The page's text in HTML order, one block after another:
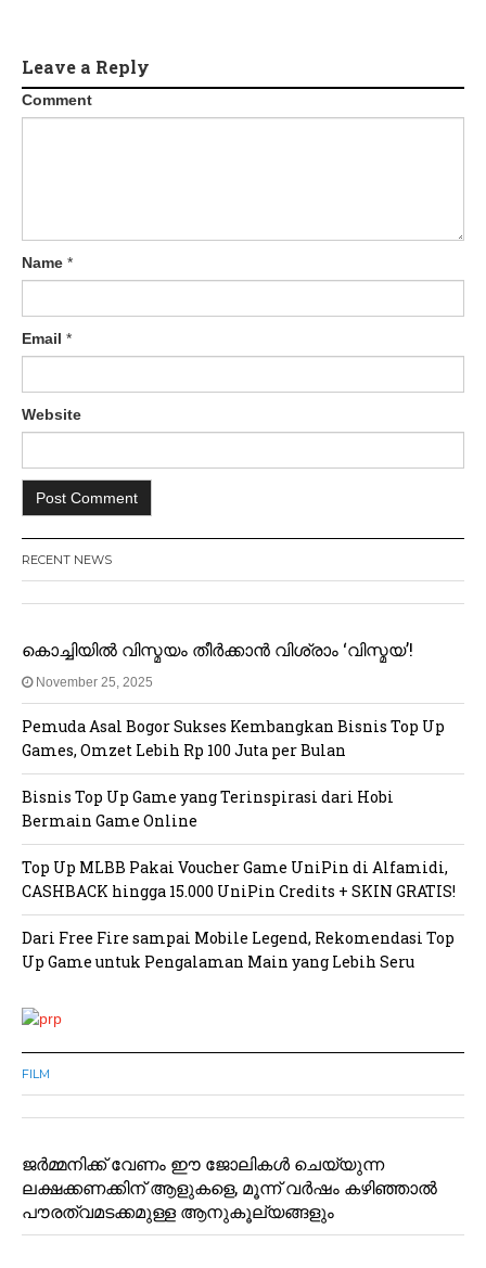
Leave a Reply
Comment
Name *
Email *
Website
RECENT NEWS
കൊച്ചിയിൽ വിസ്മയം തീർക്കാൻ വിശ്രാം ‘വിസ്മയ’!
November 25, 2025
Pemuda Asal Bogor Sukses Kembangkan Bisnis Top Up
Games, Omzet Lebih Rp 100 Juta per Bulan
Bisnis Top Up Game yang Terinspirasi dari Hobi
Bermain Game Online
Top Up MLBB Pakai Voucher Game UniPin di Alfamidi,
CASHBACK hingga 15.000 UniPin Credits + SKIN GRATIS!
Dari Free Fire sampai Mobile Legend, Rekomendasi Top
Up Game untuk Pengalaman Main yang Lebih Seru
FILM
ജർമ്മനിക്ക് വേണം ഈ ജോലികൾ ചെയ്യുന്ന
ലക്ഷക്കണക്കിന് ആളുകളെ, മൂന്ന് വർഷം കഴിഞ്ഞാൽ
പൗരത്വമടക്കമുള്ള ആനുകൂല്യങ്ങളും